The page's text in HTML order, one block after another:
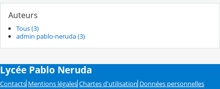
Auteurs
Tous (3)
admin pablo-neruda (3)
Lycée Pablo Neruda
Contacts Mentions légales Chartes d'utilisation Données personnelles